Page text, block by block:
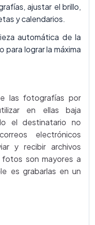
ajustar el brillo,
y calendarios.
automática de la
para lograr la máxima
las fotografías por
en ellas baja
el destinatario no
electrónicos
y recibir archivos
son mayores a
es grabarlas en un